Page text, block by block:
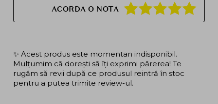
ACORDA O NOTA
✨ Acest produs este momentan indisponibil.
Mulțumim că dorești să îți exprimi părerea! Te
rugăm să revii după ce produsul reintră în stoc
pentru a putea trimite review-ul.